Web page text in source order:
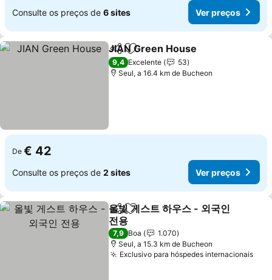
Consulte os preços de 6 sites Ver preços
PartilharAdicionar aos favoritos
JIAN Green House
9,4 Excelente
53
Seul, a 16.4 km de Bucheon
De € 42
Consulte os preços de 2 sites Ver preços
PartilharAdicionar aos favoritos
올빛 게스트 하우스 - 외국인
전용
Ver preços
7,9 Boa
1.070
Seul, a 15.3 km de Bucheon
Exclusivo para hóspedes internacionaisVer